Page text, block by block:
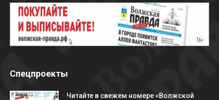
Спецпроекты
Читайте в свежем номере «Волжской